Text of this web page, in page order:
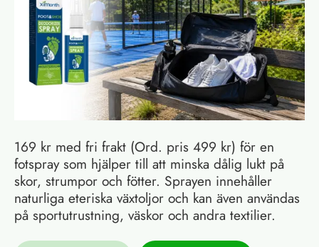
169 kr med fri frakt (Ord. pris 499 kr) för en
fotspray som hjälper till att minska dålig lukt på
skor, strumpor och fötter. Sprayen innehåller
naturliga eteriska växtoljor och kan även användas
på sportutrustning, väskor och andra textilier.